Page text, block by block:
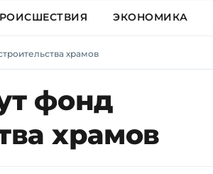
ЭКОНОМИКА
храмов
фонд
храмов